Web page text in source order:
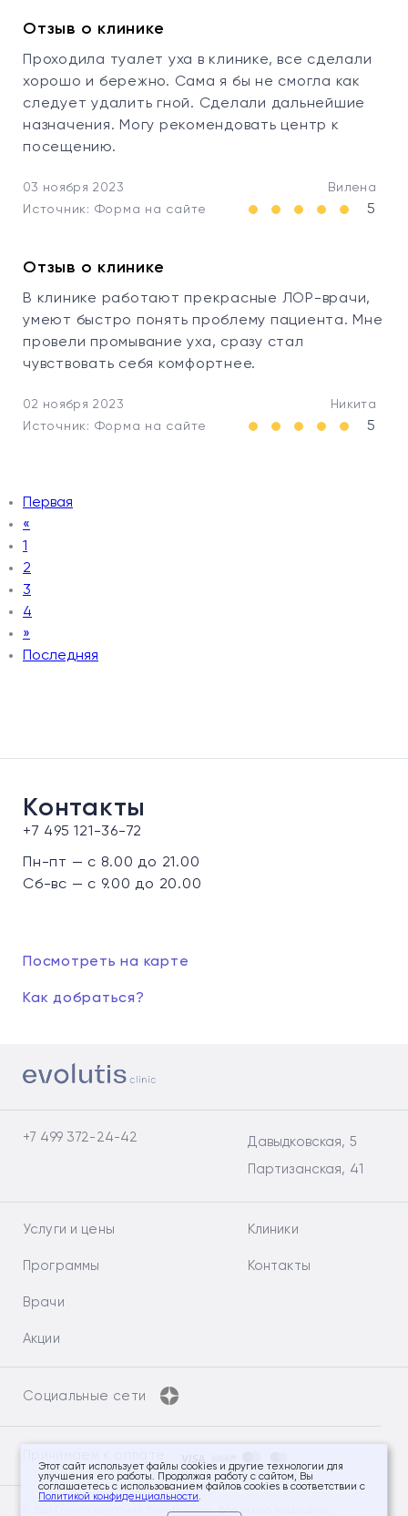
Отзыв о клинике
Проходила туалет уха в клинике, все сделали
хорошо и бережно. Сама я бы не смогла как
следует удалить гной. Сделали дальнейшие
назначения. Могу рекомендовать центр к
посещению.
03 ноября 2023
Вилена
Источник: Форма на сайте
5
Отзыв о клинике
В клинике работают прекрасные ЛОР-врачи,
умеют быстро понять проблему пациента. Мне
провели промывание уха, сразу стал
чувствовать себя комфортнее.
02 ноября 2023
Никита
Источник: Форма на сайте
5
Первая
«
1
2
3
4
»
Последняя
Контакты
+7 495 121-36-72
Пн-пт — с 8.00 до 21.00
Сб-вс — с 9.00 до 20.00
Посмотреть на карте
Как добраться?
+7 499 372-24-42
Давыдковская, 5
Партизанская, 41
Услуги и цены
Программы
Врачи
Акции
Клиники
Контакты
Социальные сети
© 2026 Группа компаний Evolutis Clinic. Все права защищены.
Этот сайт использует файлы cookies и другие технологии для
улучшения его работы. Продолжая работу с сайтом, Вы
соглашаетесь с использованием файлов cookies в соответствии с
Политикой конфиденциальности.